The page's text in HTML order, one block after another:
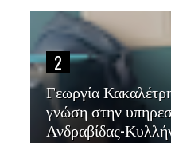
2
Γεωργία
γνώση στην
Ανδραβίδας-